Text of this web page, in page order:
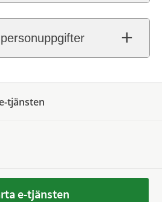
tjänsten
e-tjänsten